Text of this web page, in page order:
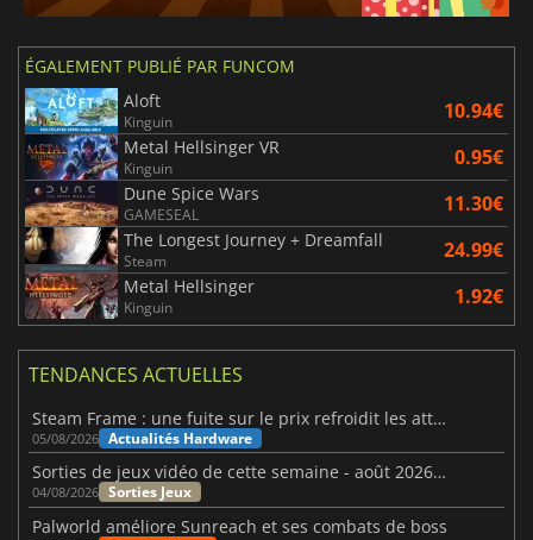
ÉGALEMENT PUBLIÉ PAR FUNCOM
Aloft
Kinguin 10.94€
Metal Hellsinger VR
Kinguin 0.95€
Dune Spice Wars
GAMESEAL 11.30€
The Longest Journey + Dreamfall
Steam 24.99€
Metal Hellsinger
Kinguin 1.92€
TENDANCES ACTUELLES
Steam Frame : une fuite sur le prix refroidit les attentes VR
05/08/2026 Actualités Hardware
Sorties de jeux vidéo de cette semaine - août 2026 (semaine 32)
04/08/2026 Sorties Jeux
Palworld améliore Sunreach et ses combats de boss